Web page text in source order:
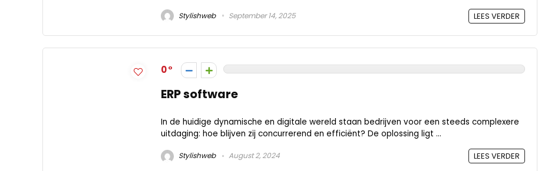
Stylishweb September 14, 2025 LEES VERDER
0
ERP software
In de huidige dynamische en digitale wereld staan bedrijven voor een steeds complexere
uitdaging: hoe blijven zij concurrerend en efficiënt? De oplossing ligt ...
Stylishweb August 2, 2024 LEES VERDER